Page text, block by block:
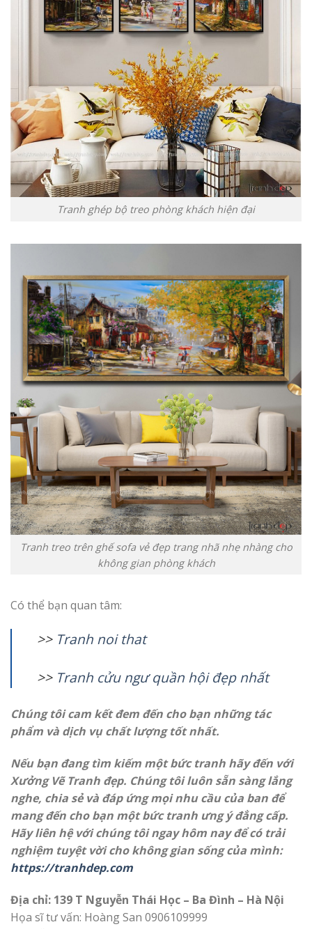
Tranh ghép bộ treo phòng khách hiện đại
Tranh treo trên ghế sofa vẻ đẹp trang nhã nhẹ nhàng cho
không gian phòng khách
Có thể bạn quan tâm:
>> Tranh noi that
>> Tranh cửu ngư quần hội đẹp nhất
Chúng tôi cam kết đem đến cho bạn những tác
phẩm và dịch vụ chất lượng tốt nhất.
Nếu bạn đang tìm kiếm một bức tranh hãy đến với
Xưởng Vẽ Tranh đẹp. Chúng tôi luôn sẵn sàng lắng
nghe, chia sẻ và đáp ứng mọi nhu cầu của ban để
mang đến cho bạn một bức tranh ưng ý đẳng cấp.
Hãy liên hệ với chúng tôi ngay hôm nay để có trải
nghiệm tuyệt vời cho không gian sống của mình:
https://tranhdep.com
Địa chỉ: 139 T Nguyễn Thái Học – Ba Đình – Hà Nội
Họa sĩ tư vấn: Hoàng San 0906109999